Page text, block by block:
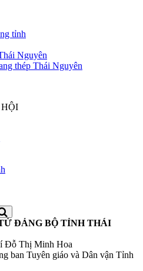
tỉnh
Nguyên
thép Thái Nguyên
ĐẢNG BỘ TỈNH THÁI
Đỗ Thị Minh Hoa
ban Tuyên giáo và Dân vận Tỉnh